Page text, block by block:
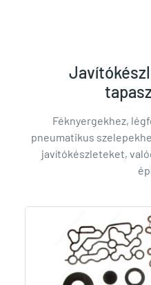
Féknyergekhez,
pneumatikus
javítókészleteket,